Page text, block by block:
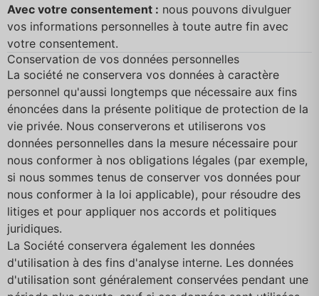
Avec votre consentement : nous pouvons divulguer
vos informations personnelles à toute autre fin avec
votre consentement.
Conservation de vos données personnelles
La société ne conservera vos données à caractère
personnel qu'aussi longtemps que nécessaire aux fins
énoncées dans la présente politique de protection de la
vie privée. Nous conserverons et utiliserons vos
données personnelles dans la mesure nécessaire pour
nous conformer à nos obligations légales (par exemple,
si nous sommes tenus de conserver vos données pour
nous conformer à la loi applicable), pour résoudre des
litiges et pour appliquer nos accords et politiques
juridiques.
La Société conservera également les données
d'utilisation à des fins d'analyse interne. Les données
d'utilisation sont généralement conservées pendant une